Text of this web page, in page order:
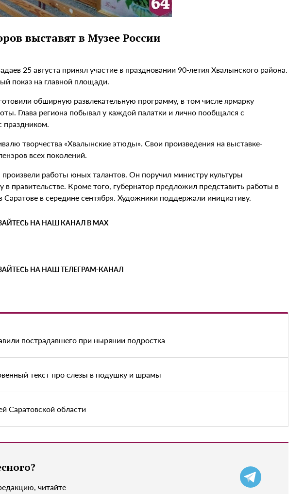
выставят в Музее России
25 августа принял участие в праздновании 90-летия Хвалынского района.
показ на главной площади.
обширную развлекательную программу, в том числе ярмарку
Глава региона побывал у каждой палатки и лично пообщался с
праздником.
творчества «Хвалынские этюды». Свои произведения на выставке-
всех поколений.
работы юных талантов. Он поручил министру культуры
в правительстве. Кроме того, губернатор предложил представить работы в
в середине сентября. Художники поддержали инициативу.
НА НАШ КАНАЛ В MAX
НА НАШ ТЕЛЕГРАМ-КАНАЛ
пострадавшего при нырянии подростка
текст про слезы в подушку и шрамы
Саратовской области
читайте